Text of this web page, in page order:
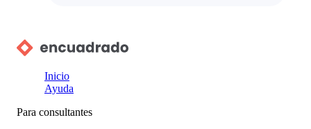
Inicio
Ayuda
Para consultantes